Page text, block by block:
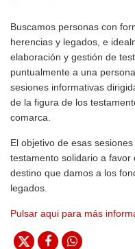
Buscamos personas con
herencias y legados, e
elaboración y gestión de
puntualmente a una
sesiones informativas
de la figura de los
comarca.
El objetivo de esas
testamento solidario a
destino que damos a los
legados.
Pulsar aqui para más